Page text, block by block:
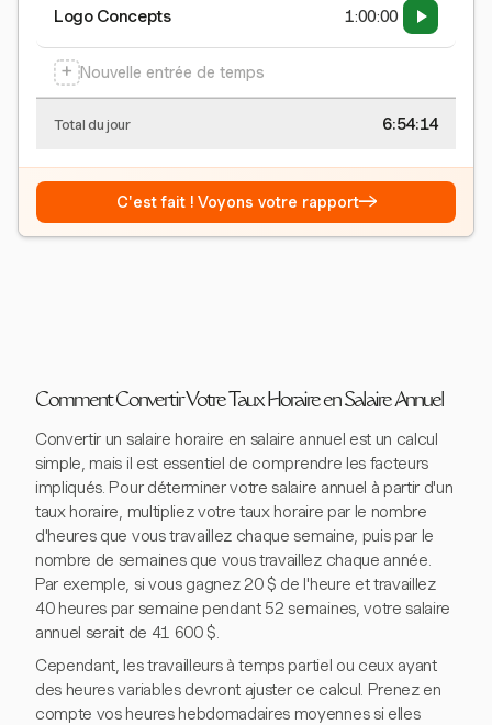
Logo Concepts 1:00:00
+ Nouvelle entrée de temps
Total du jour 6:54:15
C'est fait ! Voyons votre rapport→
Comment Convertir Votre Taux Horaire en Salaire Annuel
Convertir un salaire horaire en salaire annuel est un calcul
simple, mais il est essentiel de comprendre les facteurs
impliqués. Pour déterminer votre salaire annuel à partir d'un
taux horaire, multipliez votre taux horaire par le nombre
d'heures que vous travaillez chaque semaine, puis par le
nombre de semaines que vous travaillez chaque année.
Par exemple, si vous gagnez 20 $ de l'heure et travaillez
40 heures par semaine pendant 52 semaines, votre salaire
annuel serait de 41 600 $.
Cependant, les travailleurs à temps partiel ou ceux ayant
des heures variables devront ajuster ce calcul. Prenez en
compte vos heures hebdomadaires moyennes si elles